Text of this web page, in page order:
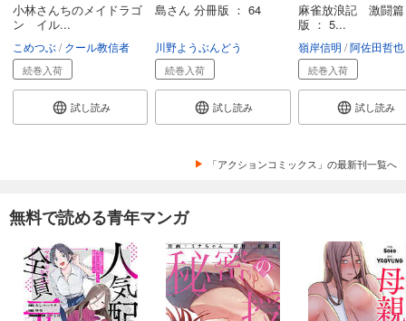
小林さんちのメイドラゴ
ン イル...
こめつぶ クール教信者
続巻入荷
試し読み
島さん 分冊版 ： 64
川野ようぶんどう
続巻入荷
試し読み
麻雀放浪記 激闘篇
版 ： 5...
嶺岸信明 阿佐田哲也
続巻入荷
試し読み
「アクションコミックス」の最新刊一覧へ
無料で読める青年マンガ